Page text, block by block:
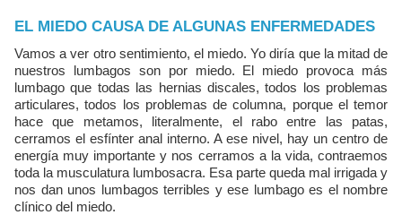
EL MIEDO CAUSA DE ALGUNAS ENFERMEDADES
Vamos a ver otro sentimiento, el miedo. Yo diría que la mitad de
nuestros lumbagos son por miedo. El miedo provoca más
lumbago que todas las hernias discales, todos los problemas
articulares, todos los problemas de columna, porque el temor
hace que metamos, literalmente, el rabo entre las patas,
cerramos el esfínter anal interno. A ese nivel, hay un centro de
energía muy importante y nos cerramos a la vida, contraemos
toda la musculatura lumbosacra. Esa parte queda mal irrigada y
nos dan unos lumbagos terribles y ese lumbago es el nombre
clínico del miedo.